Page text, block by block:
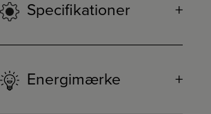
Specifikationer
Energimærke